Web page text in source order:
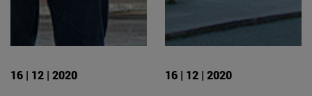
16 | 12 | 2020 16 | 12 | 2020